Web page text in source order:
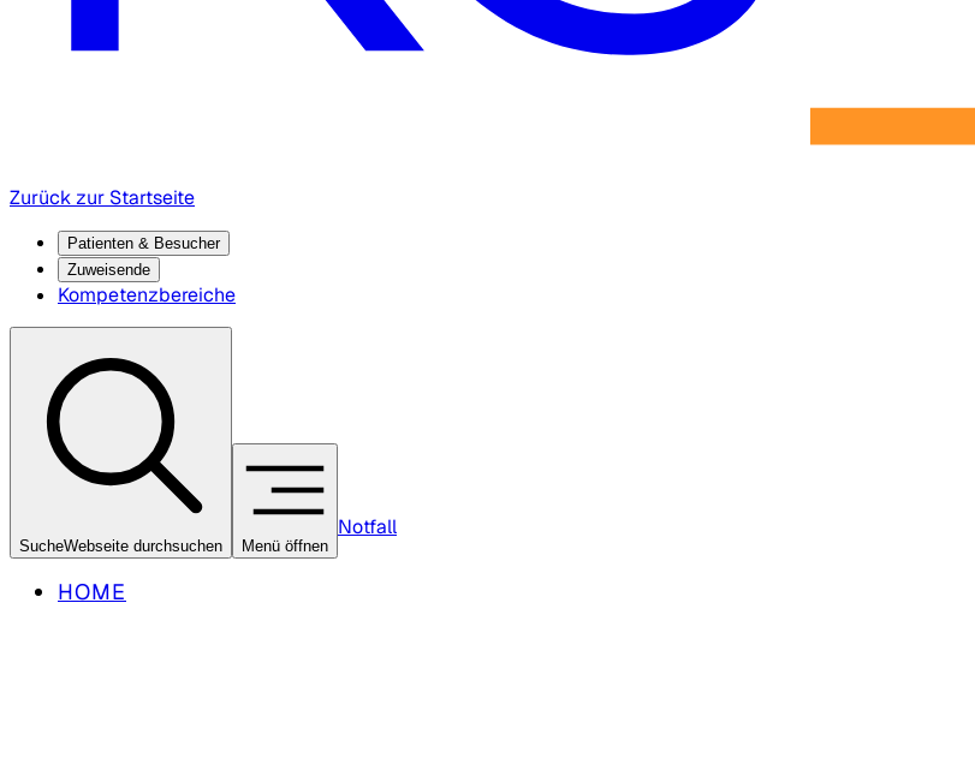
Zurück zur Startseite
Patienten & Besucher
Zuweisende
Kompetenzbereiche
SucheWebseite durchsuchen Menü öffnen
Notfall
HOME